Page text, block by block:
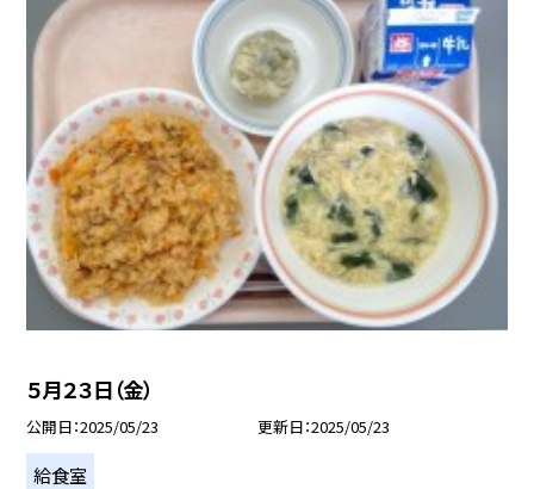
５月２３日（金）
公開日 2025/05/23 更新日 2025/05/23
給食室